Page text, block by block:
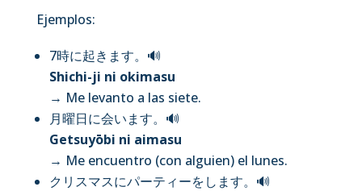
Ejemplos:
7時に起きます。 🔊
Shichi-ji ni okimasu
→ Me levanto a las siete.
月曜日に会います。 🔊
Getsuyōbi ni aimasu
→ Me encuentro (con alguien) el lunes.
クリスマスにパーティーをします。 🔊